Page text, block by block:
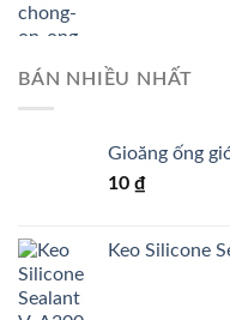
BÁN NHIỀU NHẤT
Gioăng ống
10 ₫
Keo Silicone